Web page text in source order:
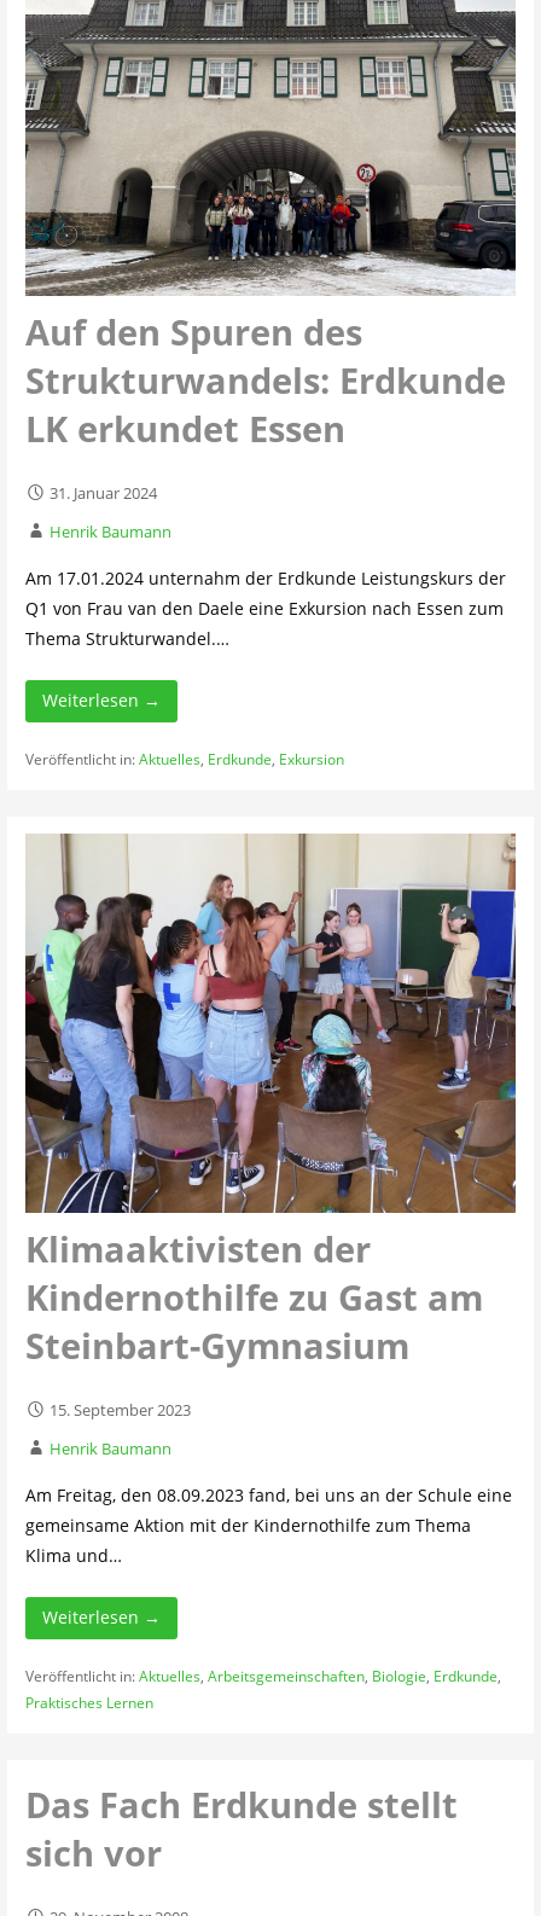
Auf den Spuren des
Strukturwandels: Erdkunde
LK erkundet Essen
31. Januar 2024
Henrik Baumann
Am 17.01.2024 unternahm der Erdkunde Leistungskurs der
Q1 von Frau van den Daele eine Exkursion nach Essen zum
Thema Strukturwandel.…
Weiterlesen →
Veröffentlicht in:Aktuelles, Erdkunde, Exkursion
Klimaaktivisten der
Kindernothilfe zu Gast am
Steinbart-Gymnasium
15. September 2023
Henrik Baumann
Am Freitag, den 08.09.2023 fand, bei uns an der Schule eine
gemeinsame Aktion mit der Kindernothilfe zum Thema
Klima und…
Weiterlesen →
Veröffentlicht in:Aktuelles, Arbeitsgemeinschaften, Biologie, Erdkunde,
Praktisches Lernen
Das Fach Erdkunde stellt
sich vor